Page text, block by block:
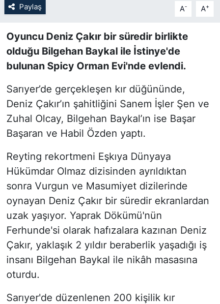
Paylaş A- A+
Oyuncu Deniz Çakır bir süredir birlikte
olduğu Bilgehan Baykal ile İstinye'de
bulunan Spicy Orman Evi'nde evlendi.
Sarıyer’de gerçekleşen kır düğününde,
Deniz Çakır’ın şahitliğini Sanem İşler Şen ve
Zuhal Olcay, Bilgehan Baykal’ın ise Başar
Başaran ve Habil Özden yaptı.
Reyting rekortmeni Eşkıya Dünyaya
Hükümdar Olmaz dizisinden ayrıldıktan
sonra Vurgun ve Masumiyet dizilerinde
oynayan Deniz Çakır bir süredir ekranlardan
uzak yaşıyor. Yaprak Dökümü'nün
Ferhunde'si olarak hafızalara kazınan Deniz
Çakır, yaklaşık 2 yıldır beraberlik yaşadığı iş
insanı Bilgehan Baykal ile nikâh masasına
oturdu.
Sarıyer'de düzenlenen 200 kişilik kır
SEKTÖR
SİYASET
SON DAKİKA HABERİ
TEKNOLOJİ
TÜRKİYE VE DÜNYA GÜNDEMİ
VİDEO GALERİ
YAŞAM